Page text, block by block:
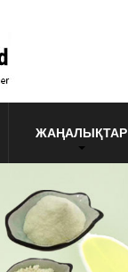
ЖАҢАЛЫҚТАР